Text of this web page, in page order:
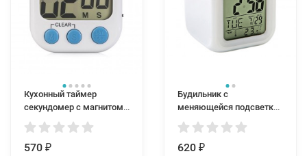
Кухонный таймер
секундомер с магнитом
на холодильник
570 ₽
Будильник с
меняющейся подсветкой
куб хамелеон ORTD-007
620 ₽